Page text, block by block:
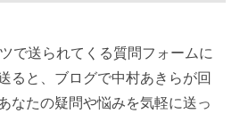
で送られてくる質問フォームに
ると、ブログで中村あきらが回
なたの疑問や悩みを気軽に送っ